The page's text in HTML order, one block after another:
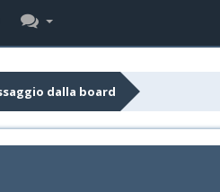
dalla board